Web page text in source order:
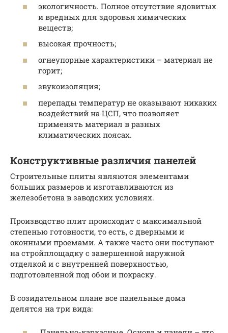
экологичность. Полное отсутствие ядовитых
и вредных для здоровья химических
веществ;
высокая прочность;
огнеупорные характеристики – материал не
горит;
звукоизоляция;
перепады температур не оказывают никаких
воздействий на ЦСП, что позволяет
применять материал в разных
климатических поясах.
Конструктивные различия панелей
Строительные плиты являются элементами
больших размеров и изготавливаются из
железобетона в заводских условиях.
Производство плит происходит с максимальной
степенью готовности, то есть, с дверными и
оконными проемами. А также часто они поступают
на стройплощадку с завершенной наружной
отделкой и с внутренней поверхностью,
подготовленной под обои и покраску.
В созидательном плане все панельные дома
делятся на три вида: